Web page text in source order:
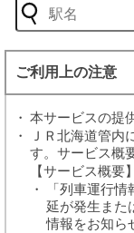
ご利用上の注意
本サービスの提
ＪＲ北海道管内
す。サービス概
【サービス概要】
「列車運行
延が発生また
情報をお知ら